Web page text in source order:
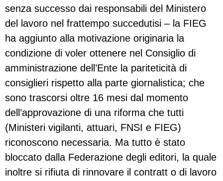
senza successo dai responsabili del Ministero
del lavoro nel frattempo succedutisi – la FIEG
ha aggiunto alla motivazione originaria la
condizione di voler ottenere nel Consiglio di
amministrazione dell’Ente la pariteticità di
consiglieri rispetto alla parte giornalistica; che
sono trascorsi oltre 16 mesi dal momento
dell’approvazione di una riforma che tutti
(Ministeri vigilanti, attuari, FNSI e FIEG)
riconoscono necessaria. Ma tutto è stato
bloccato dalla Federazione degli editori, la quale
inoltre si rifiuta di rinnovare il contratt o di lavoro